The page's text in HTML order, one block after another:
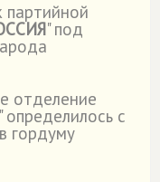
партийной
" под
отделение
" определилось с
гордуму